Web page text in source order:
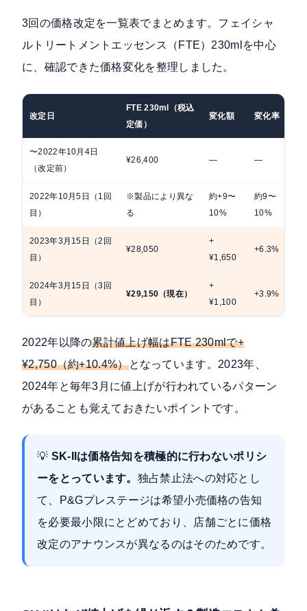
3回の価格改定を一覧表でまとめます。フェイシャ
ルトリートメントエッセンス（FTE）230mlを中心
に、確認できた価格変化を整理しました。
改定日
FTE 230ml（税込
定価）
変化額 変化率
〜2022年10月4日
（改定前）
¥26,400 — —
2022年10月5日（1回
目）
※製品により異な
る
約+9〜
10%
約9〜
10%
2023年3月15日（2回
目）
¥28,050
+
¥1,650
+6.3%
2024年3月15日（3回
目）
¥29,150（現在）
+
¥1,100
+3.9%
2022年以降の累計値上げ幅はFTE 230mlで+
¥2,750（約+10.4%）となっています。2023年、
2024年と毎年3月に値上げが行われているパターン
があることも覚えておきたいポイントです。
💡 SK-IIは価格告知を積極的に行わないポリシ
ーをとっています。 独占禁止法への対応とし
て、P&Gプレステージは希望小売価格の告知
を必要最小限にとどめており、店舗ごとに価格
改定のアナウンスが異なるのはそのためです。